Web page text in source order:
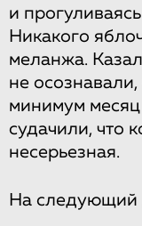
и
Никакого
меланжа.
не
минимум
судачили, что
несерьезная.
На следующий